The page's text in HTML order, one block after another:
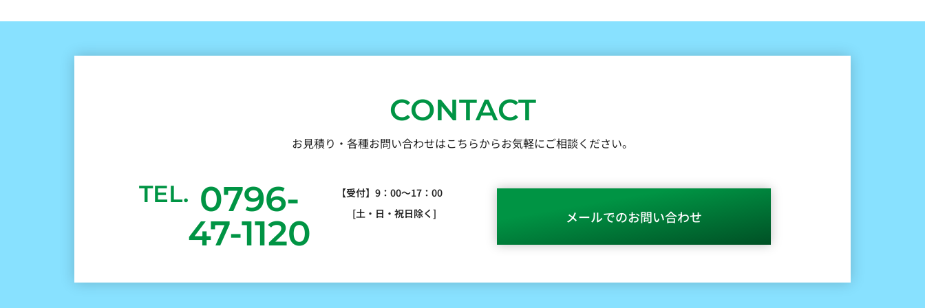
CONTACT
お見積り・各種お問い合わせはこちらからお気軽にご相談ください。
TEL. 0796-
47-1120
【受付】9：00～17：00
[土・日・祝日除く]
メールでのお問い合わせ